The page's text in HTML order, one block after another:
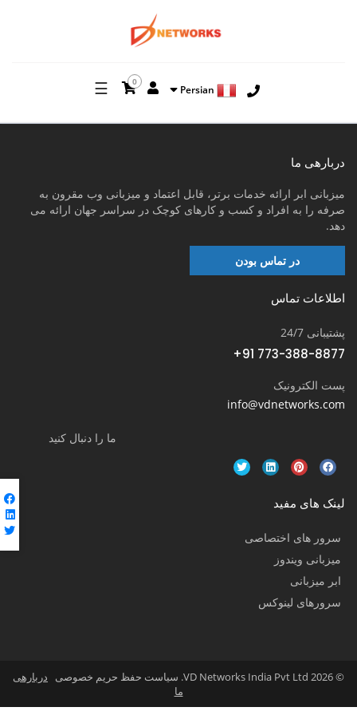
0
☰
دربارهی ما
میزبانی ابر ارائه خدمات برتر، قابل اعتماد و میزبانی وب مقرون به
صرفه را به افراد و کسب و کارهای کوچک در سراسر جهان ارائه می
دهد.
در تماس بودن
اطلاعات تماس
پشتیبانی 24/7
+91 773-388-8877
پست الکترونیک
info@vdnetworks.com
ما را دنبال کنید
لینک های مفید
سرور های اختصاصی
میزبانی ویندوز
ابر میزبانی
سرورهای لینوکس
© 2026 VD Networks India Pvt Ltd. سیاست حفظ حریم خصوصی
دربارهی
ما